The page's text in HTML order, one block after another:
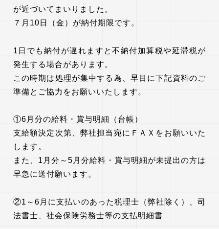
が近づいてまいりました。
７月10日（金）が納付期限です。
1日でも納付が遅れますと不納付加算税や延滞税が
発生する場合があります。
この時期は処理が集中する為、早目に下記資料のご
準備とご協力をお願いいたします。
①6月分の給料・賞与明細（台帳）
支給額決定次第、弊社担当宛にＦＡＸをお願いいた
します。
また、1月分～5月分給料・賞与明細が未提出の方は
早急に送付願います。
②1～6月に支払いのあった税理士（弊社除く）、司
法書士、社会保険労務士等の支払明細書